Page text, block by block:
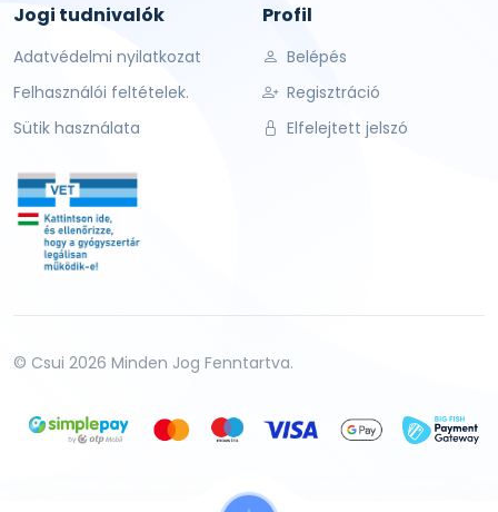
Jogi tudnivalók
Adatvédelmi nyilatkozat
Felhasználói feltételek.
Sütik használata
Profil
Belépés
Regisztráció
Elfelejtett jelszó
© Csui 2026 Minden Jog Fenntartva.